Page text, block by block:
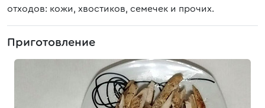
отходов: кожи, хвостиков, семечек и прочих.
Приготовление